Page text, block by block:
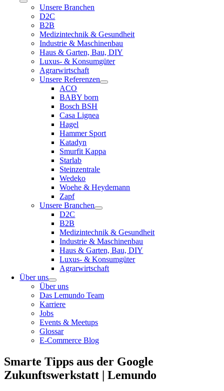
Toggle
Navigation
Unsere Branchen
D2C
B2B
Medizintechnik & Gesundheit
Industrie & Maschinenbau
Haus & Garten, Bau, DIY
Luxus- & Konsumgüter
Agrarwirtschaft
Unsere Referenzen
ACO
BABY born
Bosch BSH
Casa Lignea
Hagel
Hammer Sport
Katadyn
Smurfit Kappa
Starlab
Steinzentrale
Wedeko
Woehe & Heydemann
Zapf
Unsere Branchen
D2C
B2B
Medizintechnik & Gesundheit
Industrie & Maschinenbau
Haus & Garten, Bau, DIY
Luxus- & Konsumgüter
Agrarwirtschaft
Über uns
Über uns
Das Lemundo Team
Karriere
Jobs
Events & Meetups
Glossar
E-Commerce Blog
Smarte Tipps aus der Google
Zukunftswerkstatt | Lemundo